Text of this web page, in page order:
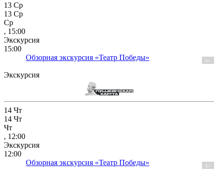
13 Ср
13 Ср
Ср
, 15:00
Экскурсия
15:00
Обзорная экскурсия «Театр Победы»
6+
Экскурсия
14 Чт
14 Чт
Чт
, 12:00
Экскурсия
12:00
Обзорная экскурсия «Театр Победы»
6+